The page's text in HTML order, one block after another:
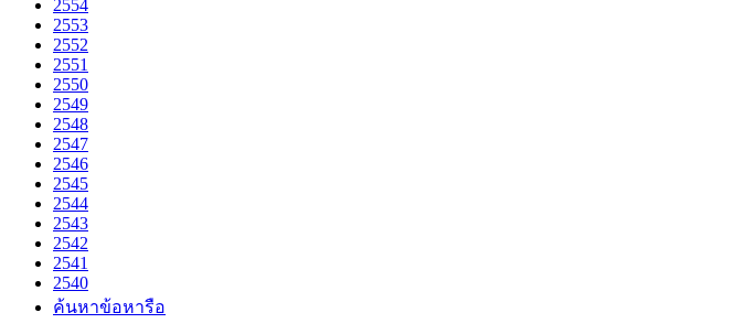
2554
2553
2552
2551
2550
2549
2548
2547
2546
2545
2544
2543
2542
2541
2540
ค้นหาข้อหารือ